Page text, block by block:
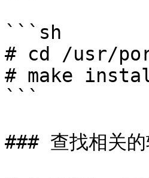
```sh
# cd /usr/
# make
```
### 查找相关的